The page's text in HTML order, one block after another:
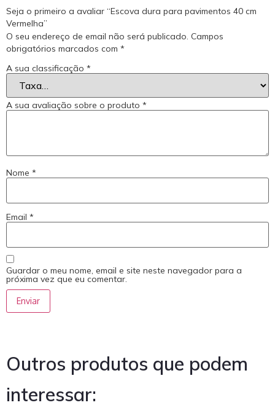
Seja o primeiro a avaliar “Escova dura para pavimentos 40 cm
Vermelha”
O seu endereço de email não será publicado. Campos
obrigatórios marcados com *
A sua classificação *
A sua avaliação sobre o produto *
Nome *
Email *
Guardar o meu nome, email e site neste navegador para a
próxima vez que eu comentar.
Outros produtos que podem
interessar: